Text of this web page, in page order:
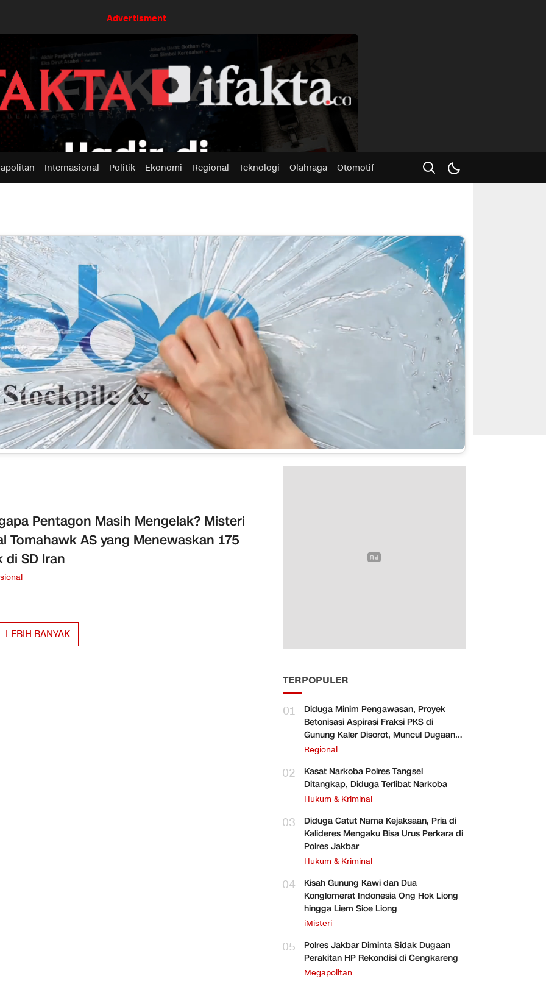
Advertisment
Internasional Politik Ekonomi Regional Teknologi Olahraga Otomotif
Pentagon Masih Mengelak? Misteri
Tomahawk AS yang Menewaskan 175
di SD Iran
LEBIH BANYAK
TERPOPULER
01
Diduga Minim Pengawasan, Proyek
Betonisasi Aspirasi Fraksi PKS di
Gunung Kaler Disorot, Muncul Dugaan
Pengurangan Volume
Regional
02
Kasat Narkoba Polres Tangsel
Ditangkap, Diduga Terlibat Narkoba
Hukum & Kriminal
03
Diduga Catut Nama Kejaksaan, Pria di
Kalideres Mengaku Bisa Urus Perkara di
Polres Jakbar
Hukum & Kriminal
04
Kisah Gunung Kawi dan Dua
Konglomerat Indonesia Ong Hok Liong
hingga Liem Sioe Liong
iMisteri
05
Polres Jakbar Diminta Sidak Dugaan
Perakitan HP Rekondisi di Cengkareng
Megapolitan